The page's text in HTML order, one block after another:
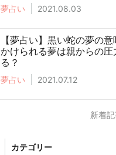
夢占い 2021.08.03
【夢占い】黒い蛇の夢の
かけられる夢は親からの圧
る？
夢占い 2021.07.12
新着
カテゴリー